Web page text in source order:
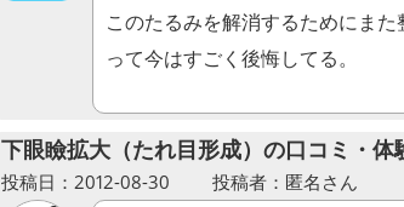
このたるみを解消するためにま
って今はすごく後悔してる。
下眼瞼拡大（たれ目形成）の口コミ・体
投稿日：2012-08-30
投稿者：匿名さん